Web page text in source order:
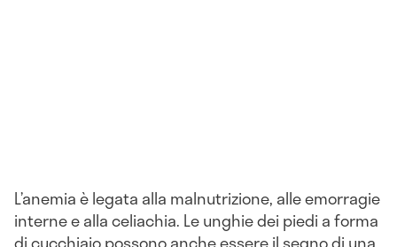
L’anemia è legata alla malnutrizione, alle emorragie
interne e alla celiachia. Le unghie dei piedi a forma